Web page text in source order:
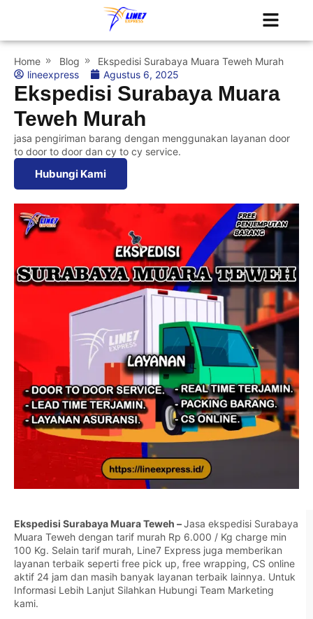
Home Blog
Ekspedisi Surabaya Muara Teweh Murah
lineexpress
Agustus 6, 2025
Ekspedisi Surabaya Muara
Teweh Murah
jasa pengiriman barang dengan menggunakan layanan door
to door to door dan cy to cy service.
Hubungi Kami
Ekspedisi Surabaya Muara Teweh –Jasa ekspedisi Surabaya
Muara Teweh dengan tarif murah Rp 6.000 / Kg charge min
100 Kg. Selain tarif murah, Line7 Express juga memberikan
layanan terbaik seperti free pick up, free wrapping, CS online
aktif 24 jam dan masih banyak layanan terbaik lainnya. Untuk
Informasi Lebih Lanjut Silahkan Hubungi Team Marketing
kami.